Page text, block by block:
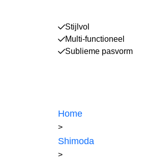
Stijlvol
Multi-functioneel
Sublieme pasvorm
Home
>
Shimoda
>